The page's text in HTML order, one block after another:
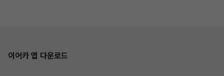
이어카 앱 다운로드